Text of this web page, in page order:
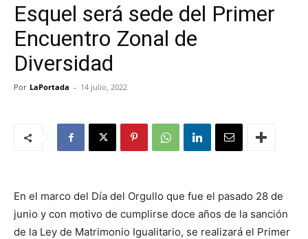
Esquel será sede del Primer
Encuentro Zonal de
Diversidad
Por LaPortada - 14 julio, 2022
En el marco del Día del Orgullo que fue el pasado 28 de
junio y con motivo de cumplirse doce años de la sanción
de la Ley de Matrimonio Igualitario, se realizará el Primer